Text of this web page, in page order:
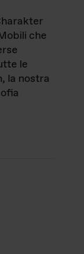
che
le
la nostra